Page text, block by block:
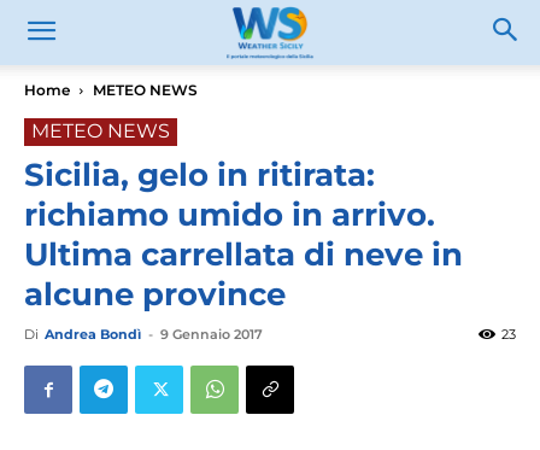
Home METEO NEWS
METEO NEWS
Sicilia, gelo in ritirata:
richiamo umido in arrivo.
Ultima carrellata di neve in
alcune province
Di Andrea Bondì - 9 Gennaio 2017 23